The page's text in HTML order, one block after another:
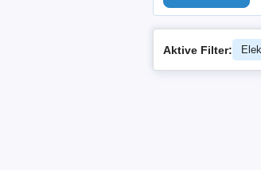
Aktive Filter: